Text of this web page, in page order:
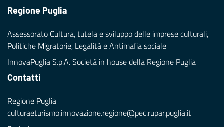
Regione Puglia
Assessorato Cultura, tutela e sviluppo delle imprese culturali,
Politiche Migratorie, Legalità e Antimafia sociale
InnovaPuglia S.p.A. Società in house della Regione Puglia
Contatti
Regione Puglia
culturaeturismo.innovazione.regione@pec.rupar.puglia.it